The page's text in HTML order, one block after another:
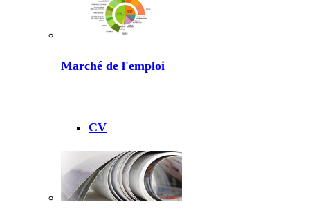
Marché de l'emploi
CV